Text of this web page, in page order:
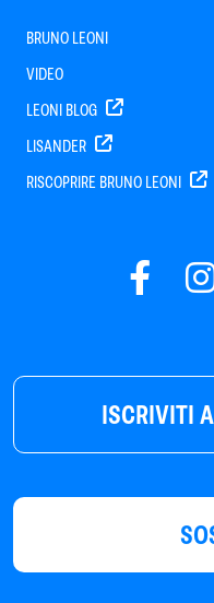
ISCRIVITI
BRUNO LEONI
VIDEO
LEONI BLOG
LISANDER
RISCOPRIRE BRUNO LEONI